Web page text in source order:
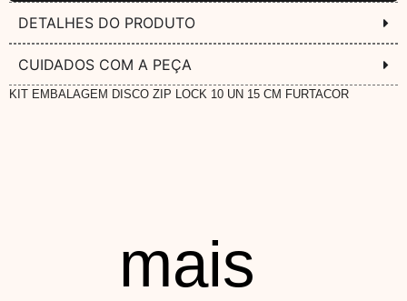
DETALHES DO PRODUTO
CUIDADOS COM A PEÇA
KIT EMBALAGEM DISCO ZIP LOCK 10 UN 15 CM FURTACOR
mais